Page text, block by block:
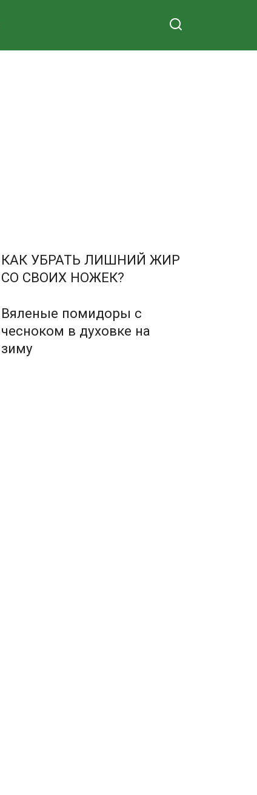
КАК УБРАТЬ ЛИШНИЙ ЖИР
СО СВОИХ НОЖЕК?
Вяленые помидоры с
чесноком в духовке на
зиму